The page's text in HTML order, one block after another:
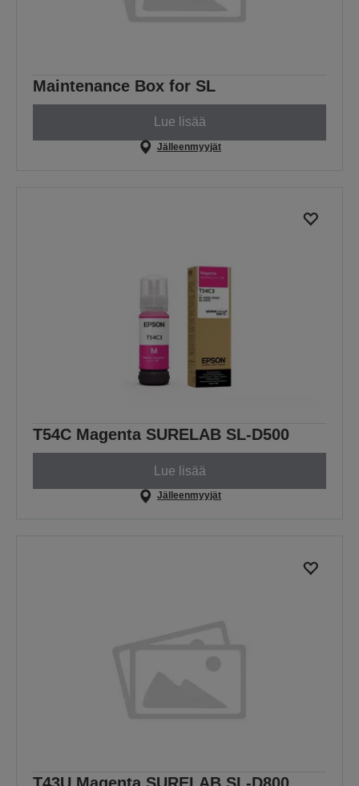
Maintenance Box for SL
Lue lisää
Jälleenmyyjät
T54C Magenta SURELAB SL-D500
Lue lisää
Jälleenmyyjät